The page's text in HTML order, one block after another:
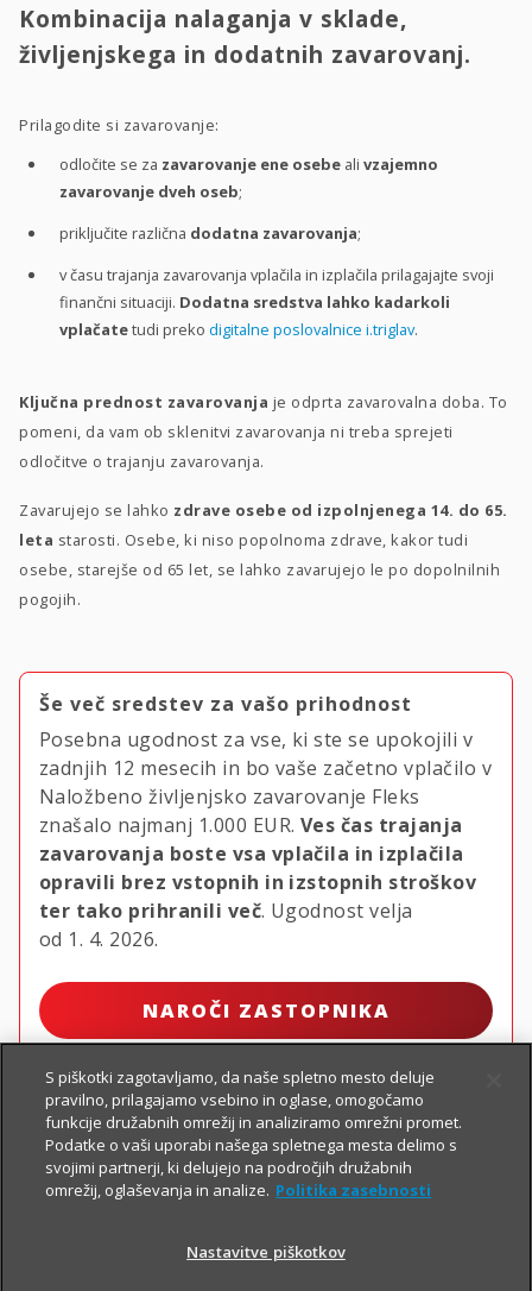
Kombinacija nalaganja v sklade,
življenjskega in dodatnih zavarovanj.
Prilagodite si zavarovanje:
odločite se za zavarovanje ene osebe ali vzajemno
zavarovanje dveh oseb;
priključite različna dodatna zavarovanja;
v času trajanja zavarovanja vplačila in izplačila prilagajajte svoji
finančni situaciji. Dodatna sredstva lahko kadarkoli
vplačatetudi preko digitalne poslovalnice i.triglav.
Ključna prednost zavarovanja je odprta zavarovalna doba. To
pomeni, da vam ob sklenitvi zavarovanja ni treba sprejeti
odločitve o trajanju zavarovanja.
Zavarujejo se lahko zdrave osebe od izpolnjenega 14. do 65.
leta starosti. Osebe, ki niso popolnoma zdrave, kakor tudi
osebe, starejše od 65 let, se lahko zavarujejo le po dopolnilnih
pogojih.
Še več sredstev za vašo prihodnost
Posebna ugodnost za vse, ki ste se upokojili v
zadnjih 12 mesecih in bo vaše začetno vplačilo v
Naložbeno življenjsko zavarovanje Fleks
znašalo najmanj 1.000 EUR. Ves čas trajanja
zavarovanja boste vsa vplačila in izplačila
opravili brez vstopnih in izstopnih stroškov
ter tako prihranili več. Ugodnost velja
od 1. 4. 2026.
NAROČI ZASTOPNIKA
01 2864 000
S piškotki zagotavljamo, da naše spletno mesto deluje
pravilno, prilagajamo vsebino in oglase, omogočamo
funkcije družabnih omrežij in analiziramo omrežni promet.
Podatke o vaši uporabi našega spletnega mesta delimo s
svojimi partnerji, ki delujejo na področjih družabnih
omrežij, oglaševanja in analize. Politika zasebnosti
Nastavitve piškotkov